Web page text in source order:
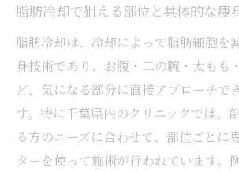
脂肪冷却で狙える部位と具体的な痩
脂肪冷却は、冷却によって脂肪細胞を
身技術であり、お腹・二の腕・太もも
ど、気になる部分に直接アプローチで
す。特に千葉県内のクリニックでは、
る方のニーズに合わせて、部位ごとに
ターを使って施術が行われています。